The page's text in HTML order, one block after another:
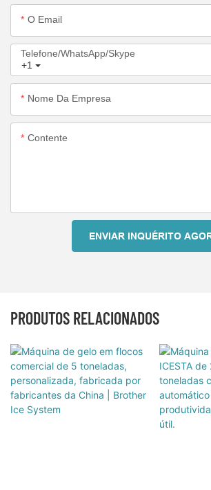
O Email
+1
Telefone/WhatsApp/Skype
Nome Da Empresa
Contente
ENVIAR INQUÉRITO
PRODUTOS RELACIONADOS